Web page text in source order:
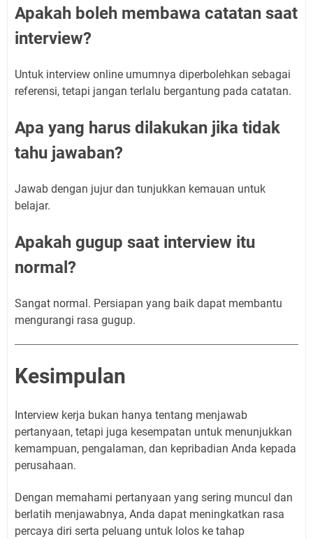
Apakah boleh membawa catatan saat
interview?
Untuk interview online umumnya diperbolehkan sebagai
referensi, tetapi jangan terlalu bergantung pada catatan.
Apa yang harus dilakukan jika tidak
tahu jawaban?
Jawab dengan jujur dan tunjukkan kemauan untuk
belajar.
Apakah gugup saat interview itu
normal?
Sangat normal. Persiapan yang baik dapat membantu
mengurangi rasa gugup.
Kesimpulan
Interview kerja bukan hanya tentang menjawab
pertanyaan, tetapi juga kesempatan untuk menunjukkan
kemampuan, pengalaman, dan kepribadian Anda kepada
perusahaan.
Dengan memahami pertanyaan yang sering muncul dan
berlatih menjawabnya, Anda dapat meningkatkan rasa
percaya diri serta peluang untuk lolos ke tahap